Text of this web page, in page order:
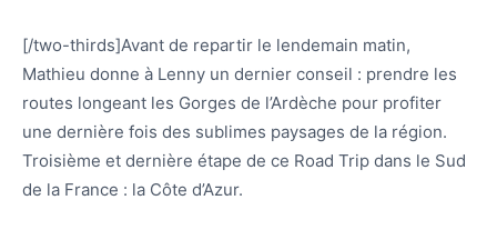
[/two-thirds]Avant de repartir le lendemain matin,
Mathieu donne à Lenny un dernier conseil : prendre les
routes longeant les Gorges de l’Ardèche pour profiter
une dernière fois des sublimes paysages de la région.
Troisième et dernière étape de ce Road Trip dans le Sud
de la France : la Côte d’Azur.